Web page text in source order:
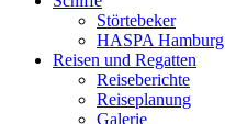
Störtebeker
HASPA Hamburg
Reisen und Regatten
Reiseberichte
Reiseplanung
Galerie